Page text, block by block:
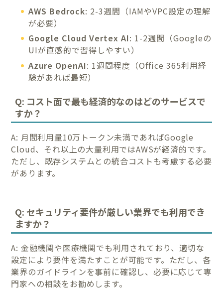
AWS Bedrock: 2-3週間（IAMやVPC設定の理解
が必要）
Google Cloud Vertex AI: 1-2週間（Googleの
UIが直感的で習得しやすい）
Azure OpenAI: 1週間程度（Office 365利用経
験があれば最短）
Q: コスト面で最も経済的なのはどのサービスで
すか？
A: 月間利用量10万トークン未満であればGoogle
Cloud、それ以上の大量利用ではAWSが経済的です。
ただし、既存システムとの統合コストも考慮する必要
があります。
Q: セキュリティ要件が厳しい業界でも利用でき
ますか？
A: 金融機関や医療機関でも利用されており、適切な
設定により要件を満たすことが可能です。ただし、各
業界のガイドラインを事前に確認し、必要に応じて専
門家への相談をお勧めします。